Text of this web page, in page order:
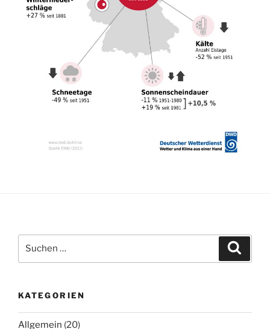
nach:
KATEGORIEN
Allgemein (20)